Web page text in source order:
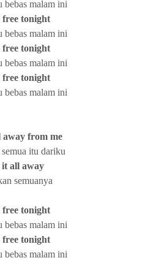
bebas malam ini
free tonight
bebas malam ini
free tonight
bebas malam ini
free tonight
bebas malam ini
away from me
itu dariku
it all away
semuanya
free tonight
bebas malam ini
free tonight
bebas malam ini